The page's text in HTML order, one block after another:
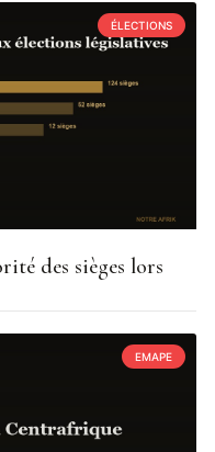
ÉLECTIONS
des sièges lors
EMAPE